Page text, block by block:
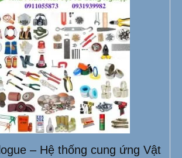
– Hệ thống cung ứng Vật